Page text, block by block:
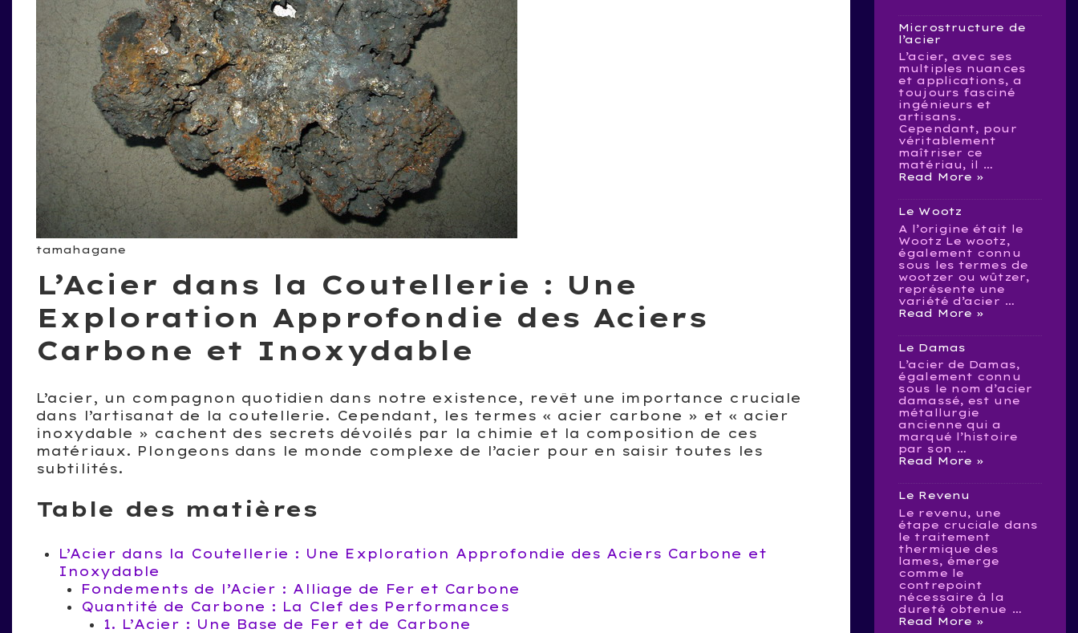
tamahagane
L’Acier dans la Coutellerie : Une
Exploration Approfondie des Aciers
Carbone et Inoxydable
L’acier, un compagnon quotidien dans notre existence, revêt une importance cruciale
dans l’artisanat de la coutellerie. Cependant, les termes « acier carbone » et « acier
inoxydable » cachent des secrets dévoilés par la chimie et la composition de ces
matériaux. Plongeons dans le monde complexe de l’acier pour en saisir toutes les
subtilités.
Table des matières
L’Acier dans la Coutellerie : Une Exploration Approfondie des Aciers Carbone et
Inoxydable
Fondements de l’Acier : Alliage de Fer et Carbone
Quantité de Carbone : La Clef des Performances
1. L’Acier : Une Base de Fer et de Carbone
Microstructure de
l’acier
L’acier, avec ses
multiples nuances
et applications, a
toujours fasciné
ingénieurs et
artisans.
Cependant, pour
véritablement
maîtriser ce
matériau, il …
Microstructure
l’acier
Read More »
Le Wootz
A l’origine était le
Wootz Le wootz,
également connu
sous les termes de
wootzer ou wûtzer,
représente une
variété d’acier …
Le
Read More »
Le Damas
L’acier de Damas,
également connu
sous le nom d’acier
damassé, est une
métallurgie
ancienne qui a
marqué l’histoire
par son …
Le
Read More »
Le Revenu
Le revenu, une
étape cruciale dans
le traitement
thermique des
lames, émerge
comme le
contrepoint
nécessaire à la
dureté obtenue …
Le
Read More »